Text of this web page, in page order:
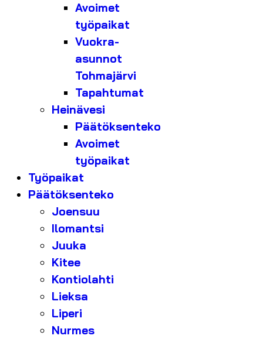
Avoimet
työpaikat
Vuokra-
asunnot
Tohmajärvi
Tapahtumat
Heinävesi
Päätöksenteko
Avoimet
työpaikat
Työpaikat
Päätöksenteko
Joensuu
Ilomantsi
Juuka
Kitee
Kontiolahti
Lieksa
Liperi
Nurmes